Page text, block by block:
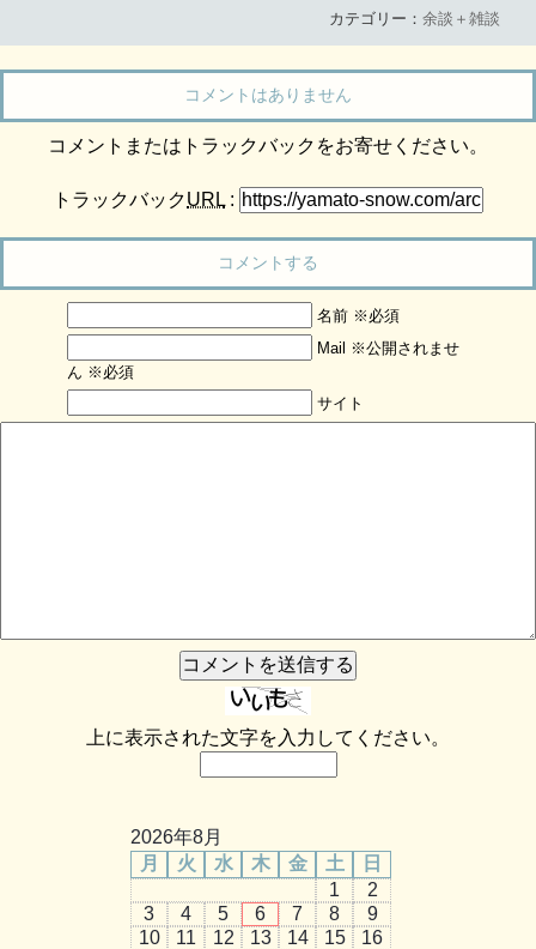
カテゴリー： 余談＋雑談
コメントはありません
コメントまたはトラックバックをお寄せください。
トラックバックURL :
コメントする
名前 ※必須
Mail ※公開されませ
ん ※必須
サイト
上に表示された文字を入力してください。
2026年8月
月
火 水 木 金 土
日
1
2
3
4 5 6 7 8
9
10
11 12 13 14 15
16